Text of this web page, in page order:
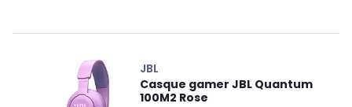
JBL
Casque gamer JBL Quantum
100M2 Rose